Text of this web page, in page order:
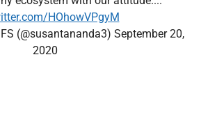
HOhowVPgyM
(@susantananda3) September 20,
2020